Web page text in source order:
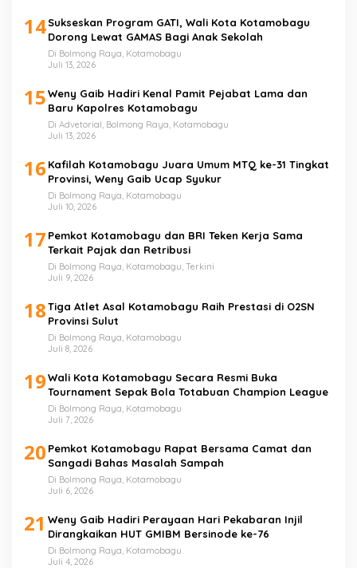
14Sukseskan Program GATI, Wali Kota Kotamobagu
Dorong Lewat GAMAS Bagi Anak Sekolah
Di Bolmong Raya, Kotamobagu
Juli 13, 2026
15Weny Gaib Hadiri Kenal Pamit Pejabat Lama dan
Baru Kapolres Kotamobagu
Di Advetorial, Bolmong Raya, Kotamobagu
Juli 13, 2026
16 Kafilah Kotamobagu Juara Umum MTQ ke-31 Tingkat
Provinsi, Weny Gaib Ucap Syukur
Di Bolmong Raya, Kotamobagu
Juli 10, 2026
17 Pemkot Kotamobagu dan BRI Teken Kerja Sama
Terkait Pajak dan Retribusi
Di Bolmong Raya, Kotamobagu, Terkini
Juli 9, 2026
18Tiga Atlet Asal Kotamobagu Raih Prestasi di O2SN
Provinsi Sulut
Di Bolmong Raya, Kotamobagu
Juli 8, 2026
19Wali Kota Kotamobagu Secara Resmi Buka
Tournament Sepak Bola Totabuan Champion League
Di Bolmong Raya, Kotamobagu
Juli 7, 2026
20 Pemkot Kotamobagu Rapat Bersama Camat dan
Sangadi Bahas Masalah Sampah
Di Bolmong Raya, Kotamobagu
Juli 6, 2026
21 Weny Gaib Hadiri Perayaan Hari Pekabaran Injil
Dirangkaikan HUT GMIBM Bersinode ke-76
Di Bolmong Raya, Kotamobagu
Juli 4, 2026